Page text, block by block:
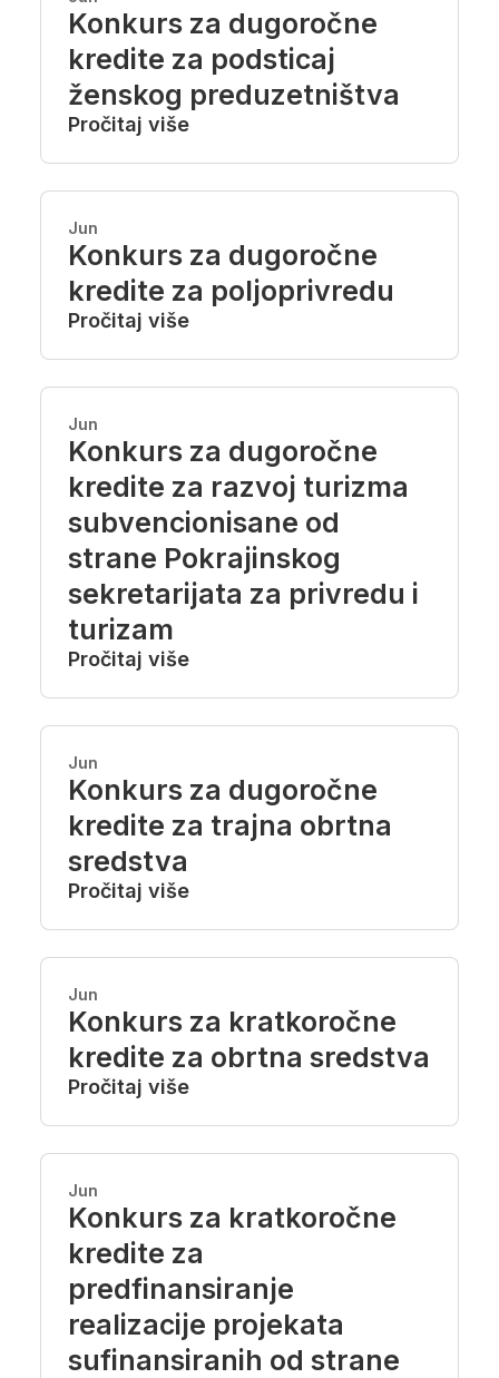
Konkurs za dugoročne
kredite za podsticaj
ženskog preduzetništva
Pročitaj više
Jun
Konkurs za dugoročne
kredite za poljoprivredu
Pročitaj više
Jun
Konkurs za dugoročne
kredite za razvoj turizma
subvencionisane od
strane Pokrajinskog
sekretarijata za privredu i
turizam
Pročitaj više
Jun
Konkurs za dugoročne
kredite za trajna obrtna
sredstva
Pročitaj više
Jun
Konkurs za kratkoročne
kredite za obrtna sredstva
Pročitaj više
Jun
Konkurs za kratkoročne
kredite za
predfinansiranje
realizacije projekata
sufinansiranih od strane